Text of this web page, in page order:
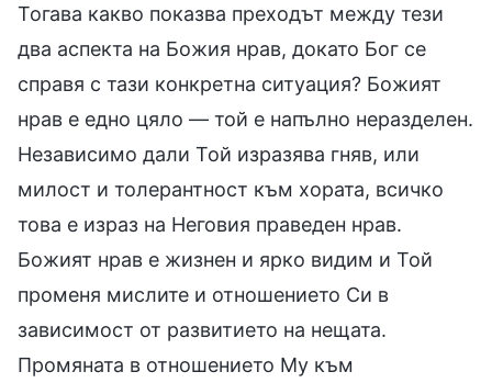
Тогава какво показва преходът между тези
два аспекта на Божия нрав, докато Бог се
справя с тази конкретна ситуация? Божият
нрав е едно цяло — той е напълно неразделен.
Независимо дали Той изразява гняв, или
милост и толерантност към хората, всичко
това е израз на Неговия праведен нрав.
Божият нрав е жизнен и ярко видим и Той
променя мислите и отношението Си в
зависимост от развитието на нещата.
Промяната в отношението Му към